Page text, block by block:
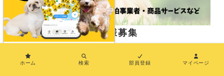
応援サポーター企業様募集
ホーム 検索 部員登録 マイページ